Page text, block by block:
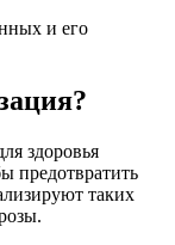
и его
здоровья
предотвратить
таких